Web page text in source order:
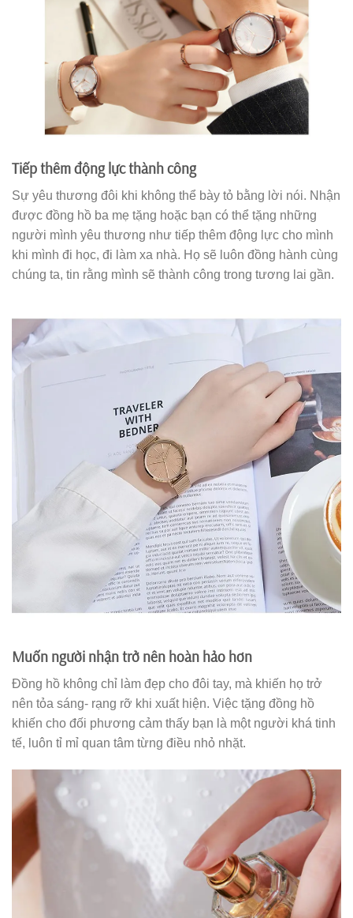
Tiếp thêm động lực thành công
Sự yêu thương đôi khi không thể bày tỏ bằng lời nói. Nhận
được đồng hồ ba mẹ tặng hoặc bạn có thể tặng những
người mình yêu thương như tiếp thêm động lực cho mình
khi mình đi học, đi làm xa nhà. Họ sẽ luôn đồng hành cùng
chúng ta, tin rằng mình sẽ thành công trong tương lai gần.
Muốn người nhận trở nên hoàn hảo hơn
Đồng hồ không chỉ làm đẹp cho đôi tay, mà khiến họ trở
nên tỏa sáng- rạng rỡ khi xuất hiện. Việc tặng đồng hồ
khiến cho đối phương cảm thấy bạn là một người khá tinh
tế, luôn tỉ mỉ quan tâm từng điều nhỏ nhặt.